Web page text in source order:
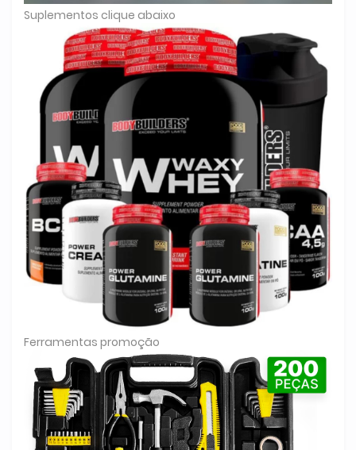
Suplementos clique abaixo
Ferramentas promoção